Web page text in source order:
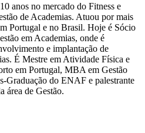
anos no mercado do Fitness e
de Academias. Atuou por mais
Portugal e no Brasil. Hoje é Sócio
em Academias, onde é
e implantação de
É Mestre em Atividade Física e
em Portugal, MBA em Gestão
Graduação do ENAF e palestrante
área de Gestão.